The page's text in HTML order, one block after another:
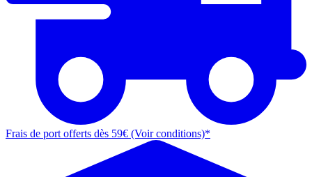
Frais de port offerts dès 59€ (Voir conditions)*